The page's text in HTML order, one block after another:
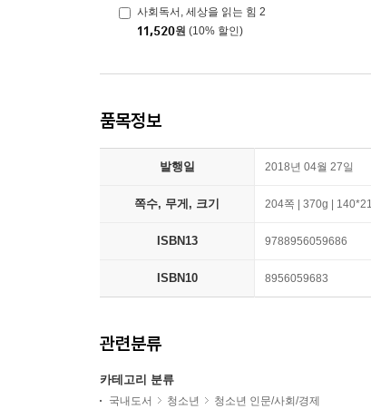
사회독서, 세상을 읽는 힘 2
11,520원 (10% 할인)
품목정보
발행일 2018년 04월 27일
쪽수, 무게, 크기 204쪽 | 370g |
ISBN13 9788956059686
ISBN10 8956059683
관련분류
카테고리 분류
국내도서 청소년 청소년 인문/사회/경제